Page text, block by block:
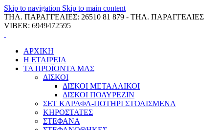
Skip to navigation Skip to main content
ΤΗΛ. ΠΑΡΑΓΓΕΛΙΕΣ: 26510 81 879 - ΤΗΛ. ΠΑΡΑΓΓΕΛΙΕΣ
VIBER: 6949472595
ΑΡΧΙΚΗ
Η ΕΤΑΙΡΕΙΑ
ΤΑ ΠΡΟΪΟΝΤΑ ΜΑΣ
ΔΙΣΚΟΙ
ΔΙΣΚΟΙ ΜΕΤΑΛΛΙΚΟΙ
ΔΙΣΚΟΙ ΠΟΛΥΡΕΖΙΝ
ΣΕΤ ΚΑΡΑΦΑ-ΠΟΤΗΡΙ ΣΤΟΛΙΣΜΕΝΑ
ΚΗΡΟΣΤΑΤΕΣ
ΣΤΕΦΑΝΑ